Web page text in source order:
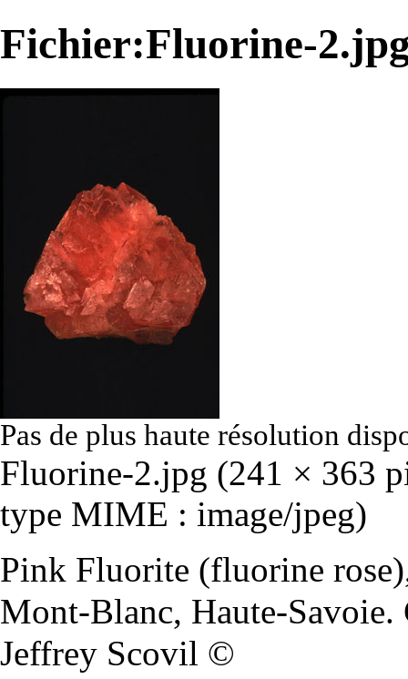
Fichier:Fluorine-
Pas de plus haute résolution
Fluorine-2.jpg (241 × 363
type MIME : image/jpeg)
Pink Fluorite (fluorine
Mont-Blanc, Haute-
Jeffrey Scovil ©